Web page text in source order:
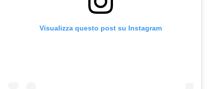
Visualizza questo post su Instagram